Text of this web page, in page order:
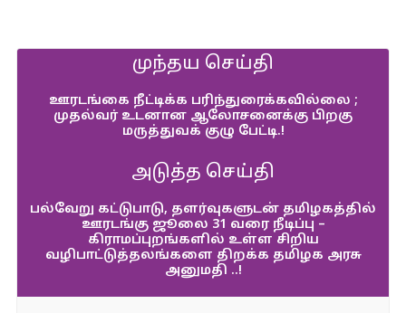
முந்தய செய்தி
ஊரடங்கை நீட்டிக்க பரிந்துரைக்கவில்லை ;
முதல்வர் உடனான ஆலோசனைக்கு பிறகு
மருத்துவக் குழு பேட்டி.!
அடுத்த செய்தி
பல்வேறு கட்டுபாடு, தளர்வுகளுடன் தமிழகத்தில்
ஊரடங்கு ஜூலை 31 வரை நீடிப்பு –
கிராமப்புறங்களில் உள்ள சிறிய
வழிபாட்டுத்தலங்களை திறக்க தமிழக அரசு
அனுமதி ..!